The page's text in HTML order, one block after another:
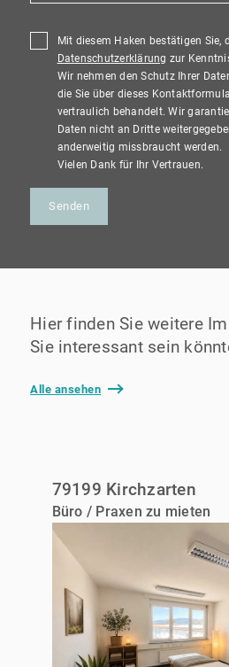
Mit diesem Haken bestätigen Sie,
Datenschutzerklärung zur
Wir nehmen den Schutz Ihrer
die Sie über dieses
vertraulich behandelt. Wir
Daten nicht an Dritte
anderweitig missbraucht werden.
Vielen Dank für Ihr Vertrauen.
Senden
Hier finden Sie weitere
Sie interessant sein
Alle ansehen
79199 Kirchzarten
Büro / Praxen zu mieten